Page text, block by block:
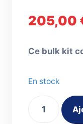
205,00
Ce bulk kit
En stock